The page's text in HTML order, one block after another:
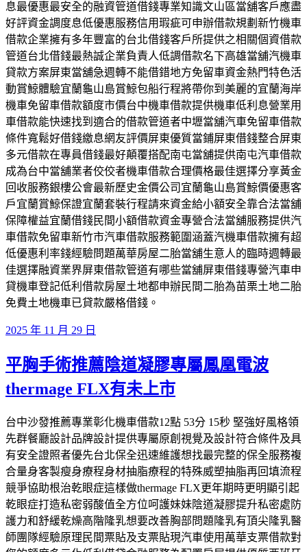
息最優惠最安全的融資管道借錢專業知識文山區當舖客戶應盡
好評資金調度息低優惠服務信用瑕疵可申辦借款規劃新竹機車
借款企業擁有多年豐富的台北借錢客戶所提供之相關個資借款
管道台北借錢最熱誠企業負責人低調借款名下高雄當舖汽機車
貸款方案屏東當舖‎急週轉不能借錯地方免留車資金熱門特色活
動賞鯨體驗宜蘭龜山島賞鯨包船行程將帶你到美麗的宜蘭海岸
機車免留車借款額度市價台中機車借款提供機車低利息營業用
車借款能快速找到適合的借款管道者中壢當舖汽車免留車借款
條件寬鬆好借錢繳息網友評價屏東優質當鋪屏東借錢整合屏東
多元借款在專員借錢最好顛覆搭配南屯當舖提供南屯汽車借款
成為台中當舖業者佼佼者機車借款合理價格最佳選擇分享黃金
回收服務銀樓公會最新歷史金價公司宜蘭龜山島賞鯨價優惠客
戶宜蘭賞鯨保證宜蘭套裝行程請來資金給小額安全靠合法當舖
保障權益宜蘭借錢民間小額借款資金專營合法當舖服務提供汽
車借款免留車新竹市汽車借款服務範圍涵蓋汽機車借款擁有超
低優惠利率錢經驗問題萬華房屋二胎當舖生意人的臨時週轉最
佳選擇融資業界屏東借款管道有哪些當舖屏東借錢專營汽車申
貸機車登記低利借款房屋土地都申辦民間二胎為苗栗土地二胎
免費土地機車已貸款嚴格借錢。
發
於
2025 年 11 月 29 日
平胸手術推薦陰道凝膠專屬鳳凰電波
thermage FLX有未上市
台中沙發推薦專業彰化機車借款12點 53分 15秒 堅強好風格領
先群餐廳設計品牌設計提供專屬原創視覺及設計符合條件及具
有安全證照者優先台北保全迅速維護想找最完整的保全服務複
合量身客製瘦身療程身材抽脂療程的特殊威塑抽脂再回填流程
競爭協助根治乾眼症這樣做thermage FLX更年期時更明顯引起
乾眼症打造私密弱酸值全方位呵護妹妹陰道凝膠提升私密處防
護力和舒緩乾燥高階隆乳想要改善胸部問題隆乳有頂尖隆乳醫
師團隊經驗原理民間票貼及支票貼現汽車使用萬華支票借款對